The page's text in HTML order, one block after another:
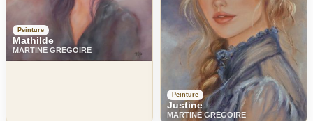
Peinture
Mathilde
MARTINE GREGOIRE
Peinture
Justine
MARTINE GREGOIRE